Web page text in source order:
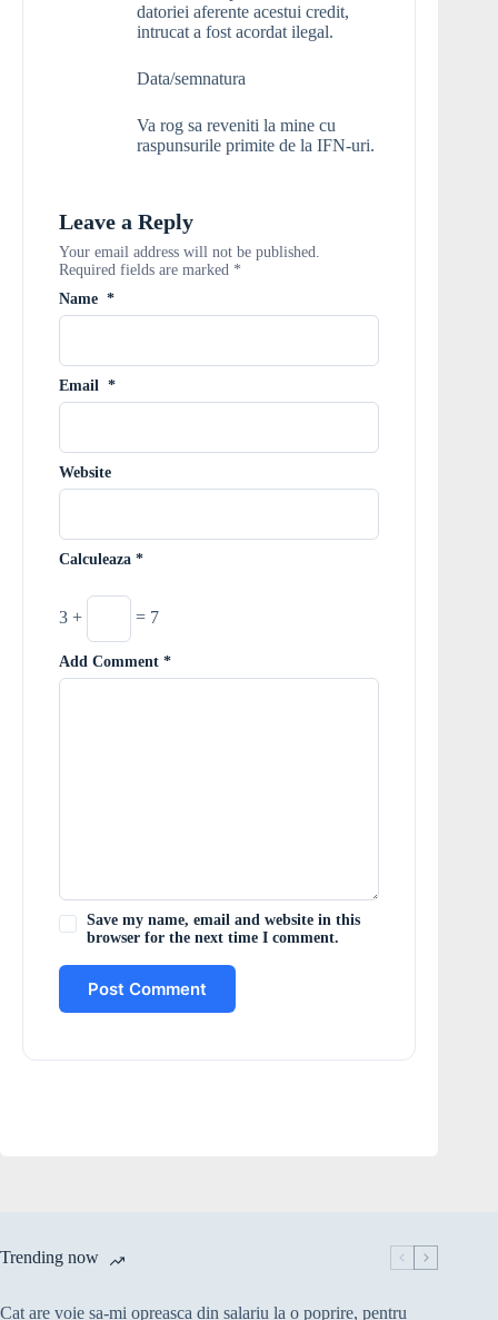
datoriei aferente acestui credit,
intrucat a fost acordat ilegal.
Data/semnatura
Va rog sa reveniti la mine cu
raspunsurile primite de la IFN-uri.
Leave a Reply
Your email address will not be published.
Required fields are marked *
Name *
Email *
Website
Calculeaza *
3 + = 7
Add Comment *
Save my name, email and website in this
browser for the next time I comment.
Post Comment
Trending now
Cat are voie sa-mi opreasca din salariu la o poprire, pentru